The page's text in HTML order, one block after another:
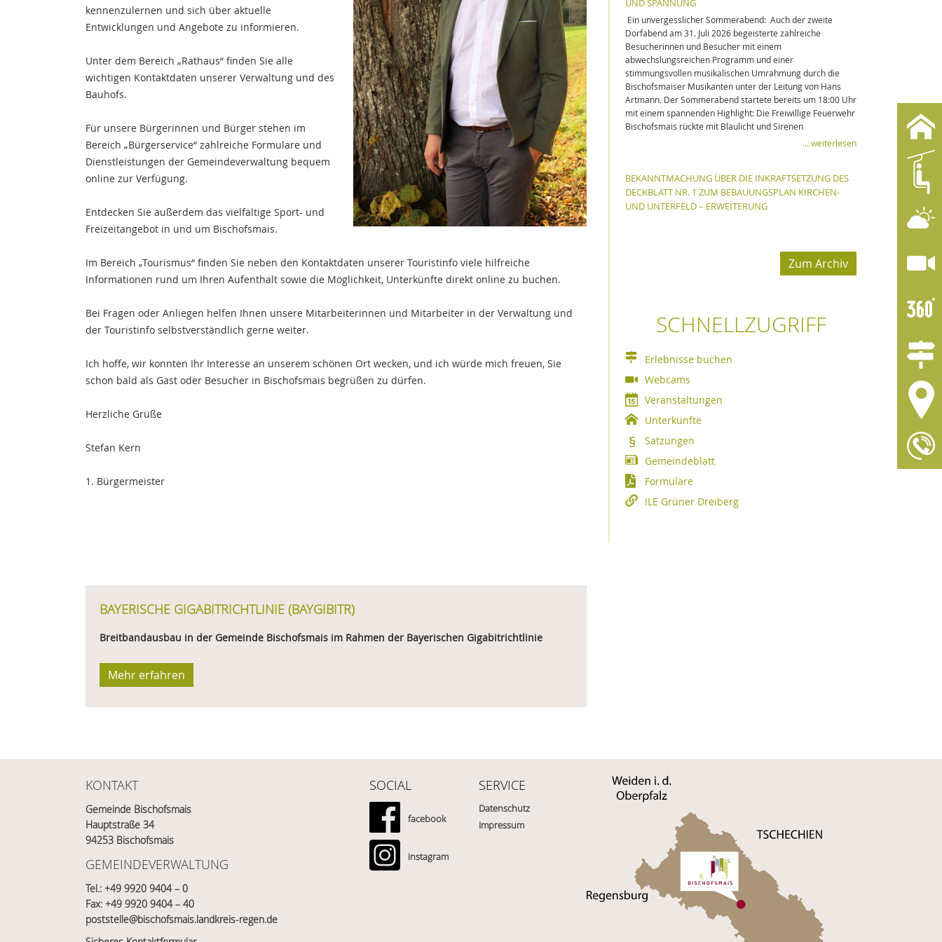
kennenzulernen und sich über aktuelle
Entwicklungen und Angebote zu informieren.
Unter dem Bereich „Rathaus“ finden Sie alle
wichtigen Kontaktdaten unserer Verwaltung und des
Bauhofs.
Für unsere Bürgerinnen und Bürger stehen im
Bereich „Bürgerservice“ zahlreiche Formulare und
Dienstleistungen der Gemeindeverwaltung bequem
online zur Verfügung.
Entdecken Sie außerdem das vielfältige Sport- und
Freizeitangebot in und um Bischofsmais.
Im Bereich „Tourismus“ finden Sie neben den Kontaktdaten unserer Touristinfo viele hilfreiche
Informationen rund um Ihren Aufenthalt sowie die Möglichkeit, Unterkünfte direkt online zu buchen.
Bei Fragen oder Anliegen helfen Ihnen unsere Mitarbeiterinnen und Mitarbeiter in der Verwaltung und
der Touristinfo selbstverständlich gerne weiter.
Ich hoffe, wir konnten Ihr Interesse an unserem schönen Ort wecken, und ich würde mich freuen, Sie
schon bald als Gast oder Besucher in Bischofsmais begrüßen zu dürfen.
Herzliche Grüße
Stefan Kern
1. Bürgermeister
BAYERISCHE GIGABITRICHTLINIE (BAYGIBITR)
Breitbandausbau in der Gemeinde Bischofsmais im Rahmen der Bayerischen Gigabitrichtlinie
Mehr erfahren
UND SPANNUNG
Ein unvergesslicher Sommerabend: Auch der zweite
Dorfabend am 31. Juli 2026 begeisterte zahlreiche
Besucherinnen und Besucher mit einem
abwechslungsreichen Programm und einer
stimmungsvollen musikalischen Umrahmung durch die
Bischofsmaiser Musikanten unter der Leitung von Hans
Artmann. Der Sommerabend startete bereits um 18:00 Uhr
mit einem spannenden Highlight: Die Freiwillige Feuerwehr
Bischofsmais rückte mit Blaulicht und Sirenen
… weiterlesen
BEKANNTMACHUNG ÜBER DIE INKRAFTSETZUNG DES
DECKBLATT NR. 1 ZUM BEBAUUNGSPLAN KIRCHEN-
UND UNTERFELD – ERWEITERUNG
Zum Archiv
SCHNELLZUGRIFF
Erlebnisse buchen
Webcams
Veranstaltungen
Unterkünfte
Satzungen
Gemeindeblatt
Formulare
ILE Grüner Dreiberg
KONTAKT
Gemeinde Bischofsmais
Hauptstraße 34
94253 Bischofsmais
GEMEINDEVERWALTUNG
Tel.: +49 9920 9404 – 0
Fax: +49 9920 9404 – 40
poststelle@bischofsmais.landkreis-regen.de
SOCIAL
facebook
instagram
SERVICE
Datenschutz
Impressum